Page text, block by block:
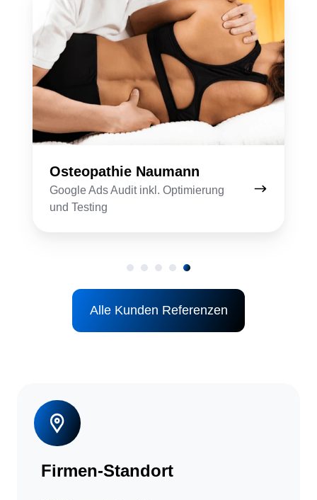
Osteopathie Naumann
Google Ads Audit inkl. Optimierung
und Testing
Naumann
Alle Kunden Referenzen
Firmen-Standort